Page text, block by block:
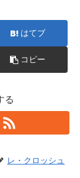
はてブ
コピー
る
レ・クロッシュ